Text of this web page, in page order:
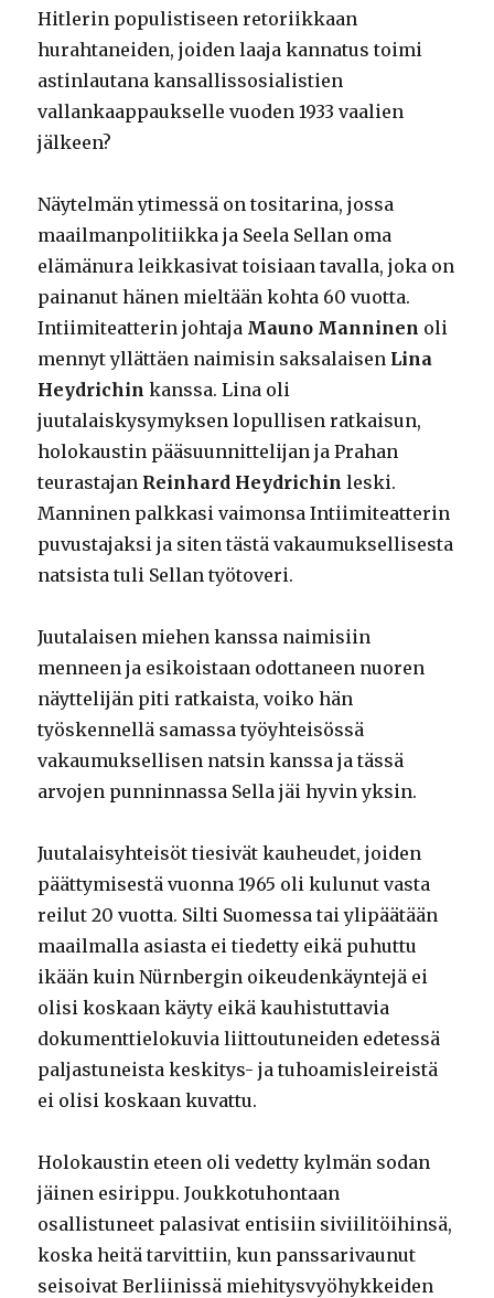
Hitlerin populistiseen retoriikkaan
hurahtaneiden, joiden laaja kannatus toimi
astinlautana kansallissosialistien
vallankaappaukselle vuoden 1933 vaalien
jälkeen?
Näytelmän ytimessä on tositarina, jossa
maailmanpolitiikka ja Seela Sellan oma
elämänura leikkasivat toisiaan tavalla, joka on
painanut hänen mieltään kohta 60 vuotta.
Intiimiteatterin johtaja Mauno Manninen oli
mennyt yllättäen naimisin saksalaisen Lina
Heydrichin kanssa. Lina oli
juutalaiskysymyksen lopullisen ratkaisun,
holokaustin pääsuunnittelijan ja Prahan
teurastajan Reinhard Heydrichin leski.
Manninen palkkasi vaimonsa Intiimiteatterin
puvustajaksi ja siten tästä vakaumuksellisesta
natsista tuli Sellan työtoveri.
Juutalaisen miehen kanssa naimisiin
menneen ja esikoistaan odottaneen nuoren
näyttelijän piti ratkaista, voiko hän
työskennellä samassa työyhteisössä
vakaumuksellisen natsin kanssa ja tässä
arvojen punninnassa Sella jäi hyvin yksin.
Juutalaisyhteisöt tiesivät kauheudet, joiden
päättymisestä vuonna 1965 oli kulunut vasta
reilut 20 vuotta. Silti Suomessa tai ylipäätään
maailmalla asiasta ei tiedetty eikä puhuttu
ikään kuin Nürnbergin oikeudenkäyntejä ei
olisi koskaan käyty eikä kauhistuttavia
dokumenttielokuvia liittoutuneiden edetessä
paljastuneista keskitys- ja tuhoamisleireistä
ei olisi koskaan kuvattu.
Holokaustin eteen oli vedetty kylmän sodan
jäinen esirippu. Joukkotuhontaan
osallistuneet palasivat entisiin siviilitöihinsä,
koska heitä tarvittiin, kun panssarivaunut
seisoivat Berliinissä miehitysvyöhykkeiden